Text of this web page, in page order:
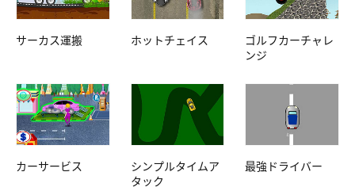
サーカス運搬 ホットチェイス
ゴルフカーチャレ
ンジ
カーサービス
シンプルタイムア
タック
最強ドライバー